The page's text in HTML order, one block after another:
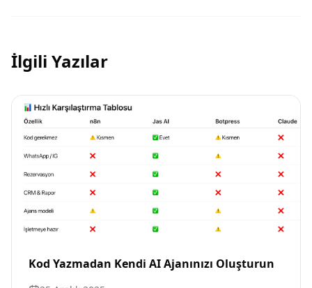
İlgili Yazılar
Kod Yazmadan Kendi AI Ajanınızı Oluşturun